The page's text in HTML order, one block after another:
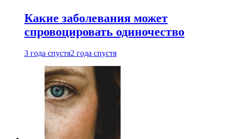
Какие заболевания может
спровоцировать одиночество
3 года спустя2 года спустя